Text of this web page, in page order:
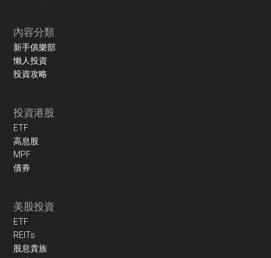
內容分類
新手俱樂部
懶人投資
投資攻略
投資港股
ETF
高息股
MPF
債券
美股投資
ETF
REITs
股息貴族